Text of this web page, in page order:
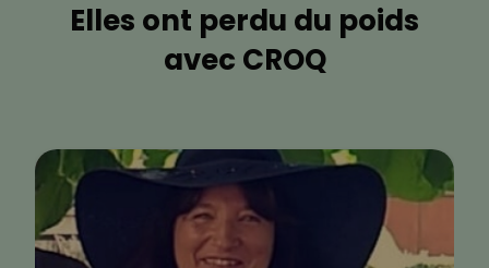
Elles ont perdu du poids
avec CROQ